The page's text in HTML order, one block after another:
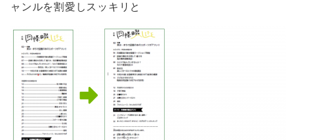
ャンルを割愛しスッキリと